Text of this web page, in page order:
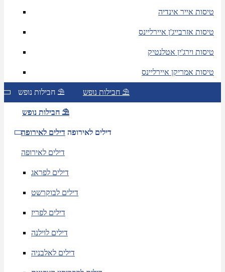
טיסות אייר אינדיה
טיסות אזרבייג'ן איירליינס
טיסות וירג'ין אטלנטיק
טיסות אמריקן איירליינס
חבילות נופש ⛱ חבילות נופש ⛱
חבילות נופש ⛱
דילים לאירופה דילים לאירופה
דילים לאירופה
דילים לפראג
דילים לבוקרשט
דילים לפריז
דילים לוילנה
דילים לאלבניה